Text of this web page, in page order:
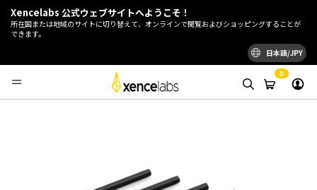
Xencelabs 公式ウェブサイトへようこそ！
所在国または地域のサイトに切り替えて、オンラインで閲覧およびショッピングすることが
できます。
日本語/JPY
0